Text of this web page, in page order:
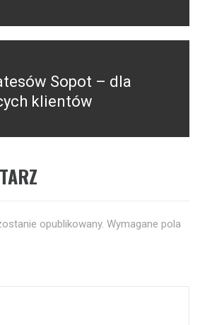
Sopot – dla
klientów
opublikowany. Wymagane pola